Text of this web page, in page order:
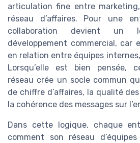
articulation fine entre
réseau d’affaires. Pour une
collaboration devient un
développement commercial, car
en relation entre équipes
Lorsqu’elle est bien pensée,
réseau crée un socle commun
de chiffre d’affaires, la qualité
la cohérence des messages sur
Dans cette logique, chaque
comment son réseau